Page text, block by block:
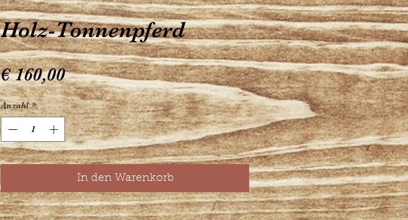
Holz-Tonnenpferd
€ 160,00Preis
Anzahl *
In den Warenkorb